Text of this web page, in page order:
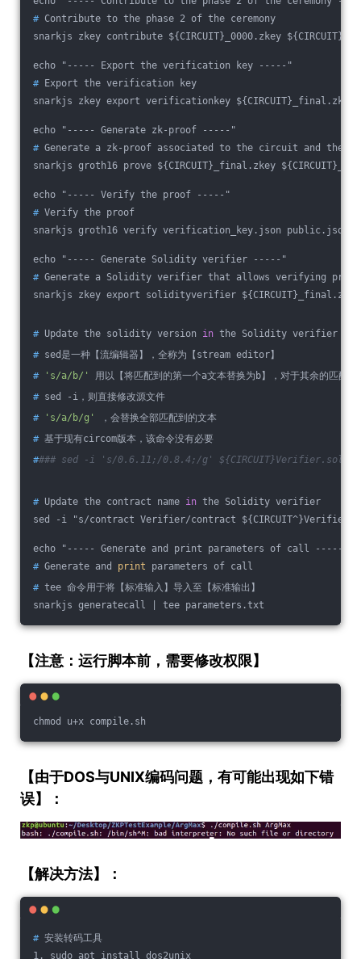
# Contribute to the phase 2 of the ceremony
snarkjs zkey contribute ${CIRCUIT}_0000.zkey
echo "----- Export the verification key -----"
# Export the verification key
snarkjs zkey export verificationkey
echo "----- Generate zk-proof -----"
# Generate a zk-proof associated to the circuit and the
snarkjs groth16 prove ${CIRCUIT}_final.zkey
echo "----- Verify the proof -----"
# Verify the proof
snarkjs groth16 verify verification_key.json public.json
echo "----- Generate Solidity verifier -----"
# Generate a Solidity verifier that allows verifying proofs
snarkjs zkey export solidityverifier
# Update the solidity version in the Solidity verifier
# sed是一种【流编辑器】，全称为【stream editor】
#
's/a/b/'
用以【将匹配到的第一个a文本替换为b】，对于其余的匹配
# sed -i，则直接修改源文件
#
's/a/b/g'
，会替换全部匹配到的文本
# 基于现有circom版本，该命令没有必要
#### sed -i 's/0.6.11;/0.8.4;/g' ${CIRCUIT}Verifier.sol
# Update the contract name in the Solidity verifier
sed -i "s/contract Verifier/contract ${CIRCUIT^}Verifier/
echo "----- Generate and print parameters of call -----"
# Generate and print parameters of call
# tee 命令用于将【标准输入】导入至【标准输出】
snarkjs generatecall | tee parameters.txt
【注意：运行脚本前，需要修改权限】
chmod u+x compile.sh
【由于DOS与UNIX编码问题，有可能出现如下错
误】：
【解决方法】：
# 安装转码工具
1. sudo apt install dos2unix